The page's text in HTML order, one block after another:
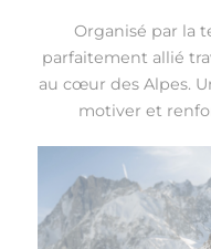
Organisé par la
parfaitement allié
au cœur des Alpes.
motiver et